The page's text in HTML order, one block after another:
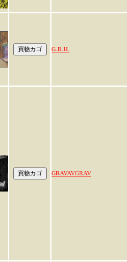
G.B.H.
GRAVAVGRAV